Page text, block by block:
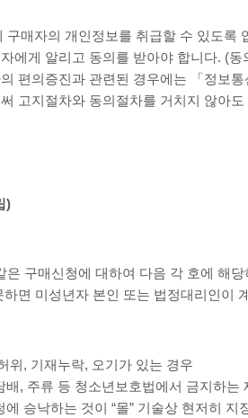
구매자의 개인정보를 취급할 수 있도
에게 알리고 동의를 받아야 합니다. (
편의증진과 관련된 경우에는 「정보
고지절차와 동의절차를 거치지 않아도
)
은 구매신청에 대하여 다음 각 호에 해
하면 미성년자 본인 또는 법정대리인이
위, 기재누락, 오기가 있는 경우
배, 주류 등 청소년보호법에서 금지하는
에 승낙하는 것이 “몰” 기술상 현저히 지